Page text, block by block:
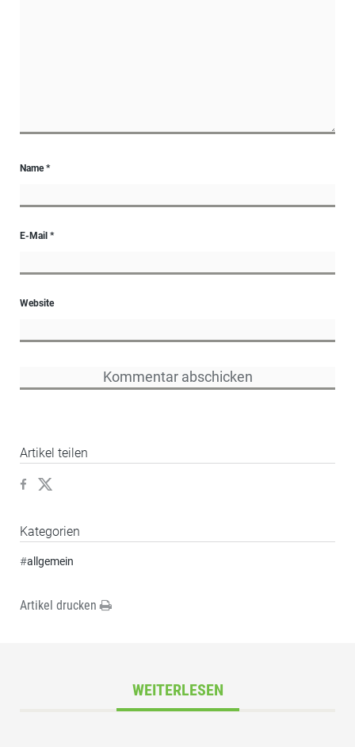
Name*
E-Mail *
Website
Artikel teilen
Kategorien
#allgemein
Artikel drucken
WEITERLESEN